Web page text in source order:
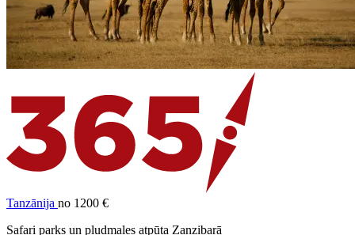
Tanzānija no 1200 €
Safari parks un pludmales atpūta Zanzibarā